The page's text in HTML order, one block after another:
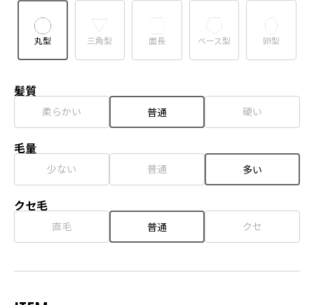
丸型 三角型 面長 ベース型 卵型
髪質
柔らかい 普通 硬い
毛量
少ない 普通 多い
クセ毛
直毛 普通 クセ